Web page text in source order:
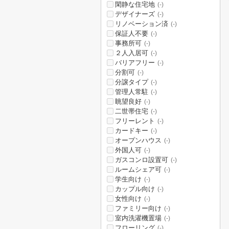
閑静な住宅地 (-)
デザイナーズ (-)
リノベーション済 (-)
保証人不要 (-)
事務所可 (-)
２人入居可 (-)
バリアフリー (-)
分割可 (-)
分譲タイプ (-)
管理人常駐 (-)
眺望良好 (-)
二世帯住宅 (-)
フリーレント (-)
カードキー (-)
オープンハウス (-)
外国人可 (-)
ガスコンロ設置可 (-)
ルームシェア可 (-)
学生向け (-)
カップル向け (-)
女性向け (-)
ファミリー向け (-)
室内洗濯機置場 (-)